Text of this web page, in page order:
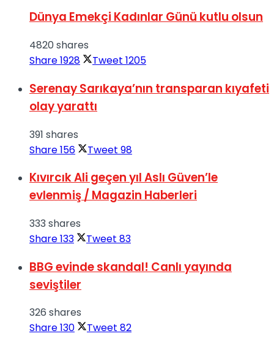
Dünya Emekçi Kadınlar Günü kutlu olsun
4820 shares
Share1928 Tweet 1205
Serenay Sarıkaya’nın transparan kıyafeti
olay yarattı
391 shares
Share156 Tweet 98
Kıvırcık Ali geçen yıl Aslı Güven’le
evlenmiş / Magazin Haberleri
333 shares
Share133 Tweet 83
BBG evinde skandal! Canlı yayında
seviştiler
326 shares
Share130 Tweet 82